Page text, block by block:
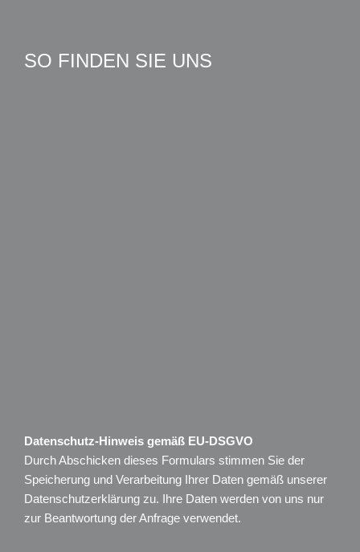
SO FINDEN SIE UNS
Datenschutz-Hinweis gemäß EU-DSGVO
Durch Abschicken dieses Formulars stimmen Sie der
Speicherung und Verarbeitung Ihrer Daten gemäß unserer
Datenschutzerklärung zu. Ihre Daten werden von uns nur
zur Beantwortung der Anfrage verwendet.